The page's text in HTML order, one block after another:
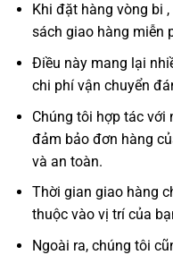
Khi đặt hàng vòng bi
sách giao hàng miễn
Điều này mang lại
chi phí vận chuyển
Chúng tôi hợp tác với
đảm bảo đơn hàng
và an toàn.
Thời gian giao hàng
thuộc vào vị trí của
Ngoài ra, chúng tôi